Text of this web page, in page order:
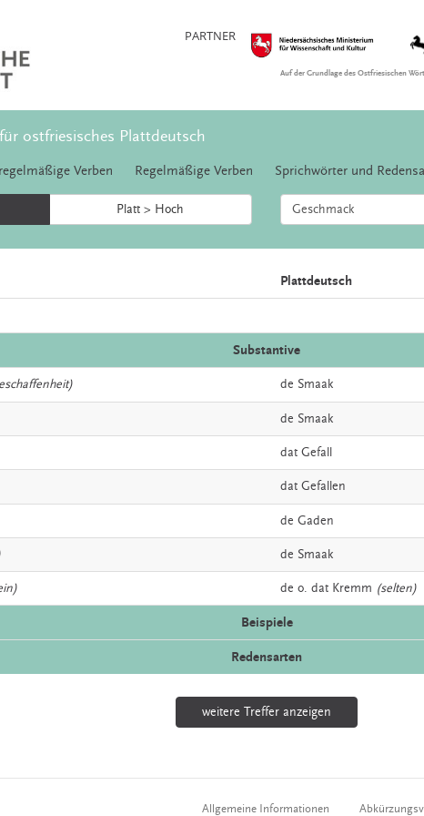
PARTNER
Auf der Grundlage des Ostfriesischen
ostfriesisches Plattdeutsch
Verben Regelmäßige Verben Sprichwörter und
Platt > Hoch
Plattdeutsch
Substantive
de Smaak
de Smaak
dat Gefall
dat Gefallen
de Gaden
de Smaak
de o. dat Kremm (selten)
Beispiele
Redensarten
weitere Treffer anzeigen
Allgemeine Informationen